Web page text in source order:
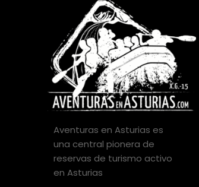
Aventuras en Asturias es
una central pionera de
reservas de turismo activo
en Asturias